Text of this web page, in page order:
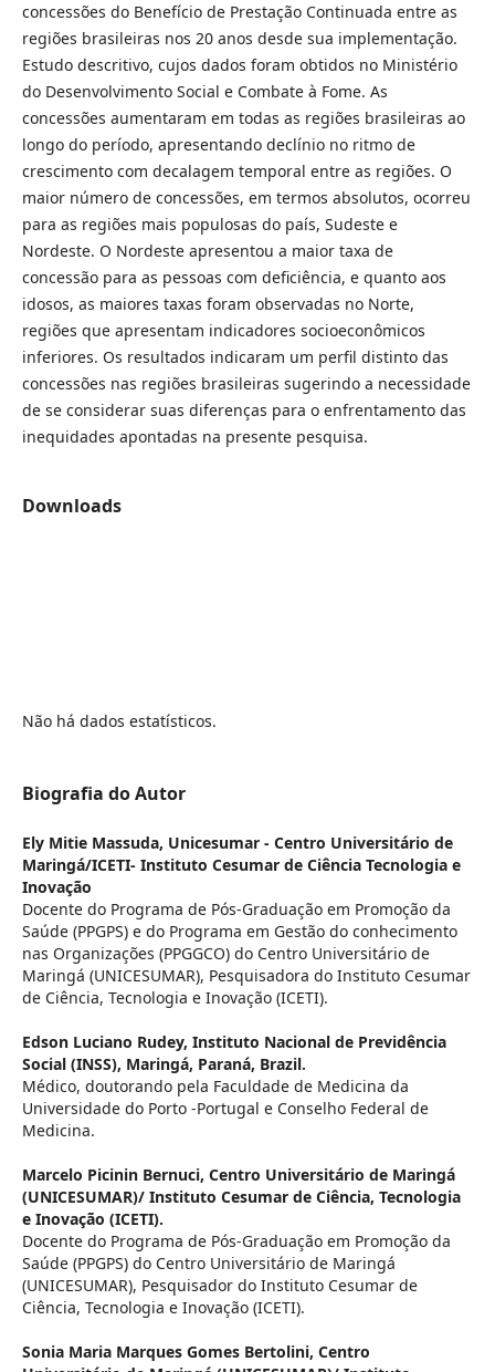
concessões do Benefício de Prestação Continuada entre as
regiões brasileiras nos 20 anos desde sua implementação.
Estudo descritivo, cujos dados foram obtidos no Ministério
do Desenvolvimento Social e Combate à Fome. As
concessões aumentaram em todas as regiões brasileiras ao
longo do período, apresentando declínio no ritmo de
crescimento com decalagem temporal entre as regiões. O
maior número de concessões, em termos absolutos, ocorreu
para as regiões mais populosas do país, Sudeste e
Nordeste. O Nordeste apresentou a maior taxa de
concessão para as pessoas com deficiência, e quanto aos
idosos, as maiores taxas foram observadas no Norte,
regiões que apresentam indicadores socioeconômicos
inferiores. Os resultados indicaram um perfil distinto das
concessões nas regiões brasileiras sugerindo a necessidade
de se considerar suas diferenças para o enfrentamento das
inequidades apontadas na presente pesquisa.
Downloads
Não há dados estatísticos.
Biografia do Autor
Ely Mitie Massuda, Unicesumar - Centro Universitário de
Maringá/ICETI- Instituto Cesumar de Ciência Tecnologia e
Inovação
Docente do Programa de Pós-Graduação em Promoção da
Saúde (PPGPS) e do Programa em Gestão do conhecimento
nas Organizações (PPGGCO) do Centro Universitário de
Maringá (UNICESUMAR), Pesquisadora do Instituto Cesumar
de Ciência, Tecnologia e Inovação (ICETI).
Edson Luciano Rudey, Instituto Nacional de Previdência
Social (INSS), Maringá, Paraná, Brazil.
Médico, doutorando pela Faculdade de Medicina da
Universidade do Porto -Portugal e Conselho Federal de
Medicina.
Marcelo Picinin Bernuci, Centro Universitário de Maringá
(UNICESUMAR)/ Instituto Cesumar de Ciência, Tecnologia
e Inovação (ICETI).
Docente do Programa de Pós-Graduação em Promoção da
Saúde (PPGPS) do Centro Universitário de Maringá
(UNICESUMAR), Pesquisador do Instituto Cesumar de
Ciência, Tecnologia e Inovação (ICETI).
Sonia Maria Marques Gomes Bertolini, Centro